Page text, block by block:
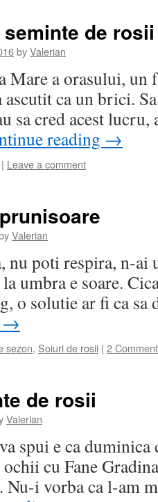
de rosii
byValerian
Mare a orasului,
ca un brici.
sa cred acest
reading →
| Leave a comment
Valerian
nu poti respira, n-ai
la umbra e soare.
o solutie ar fi ca
→
sezon, Soiuri de rosii | 2
de rosii
Valerian
spui e ca
ochii cu Fane
Nu-i vorba ca l-am